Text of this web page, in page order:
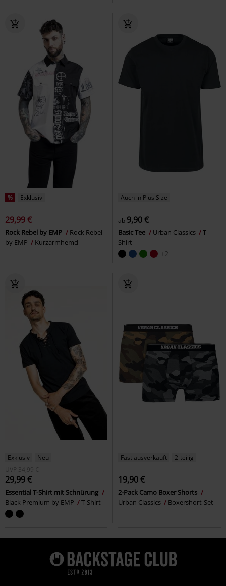
% Exklusiv
29,99 €
Rock Rebel by EMP
Rock Rebel
by EMP
Kurzarmhemd
Auch in Plus Size
ab 9,90 €
Basic Tee Urban Classics
T-
Shirt
+2
Exklusiv
Neu
UVP
34,99 €
29,99 €
Essential T-Shirt mit Schnürung
Black Premium by EMP
T-Shirt
Fast ausverkauft 2-teilig
19,90 €
2-Pack Camo Boxer Shorts
Urban Classics
Boxershort-Set